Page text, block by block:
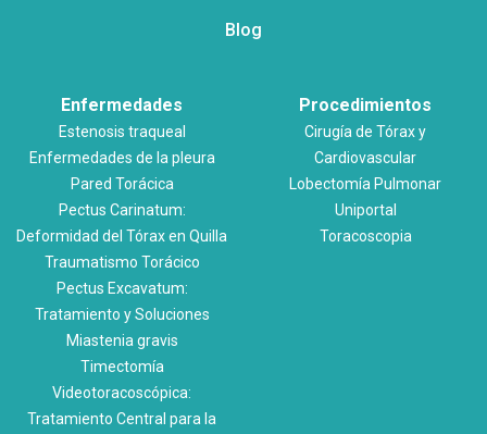
Blog
Enfermedades
Estenosis traqueal
Enfermedades de la pleura
Pared Torácica
Pectus Carinatum:
Deformidad del Tórax en Quilla
Traumatismo Torácico
Pectus Excavatum:
Tratamiento y Soluciones
Miastenia gravis
Timectomía
Videotoracoscópica:
Tratamiento Central para la
Procedimientos
Cirugía de Tórax y
Cardiovascular
Lobectomía Pulmonar
Uniportal
Toracoscopia